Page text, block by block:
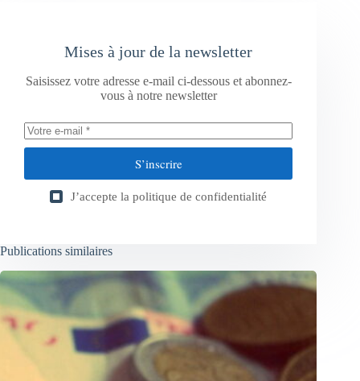
Mises à jour de la newsletter
Saisissez votre adresse e-mail ci-dessous et abonnez-
vous à notre newsletter
S’inscrire
J’accepte la politique de confidentialité
Publications similaires